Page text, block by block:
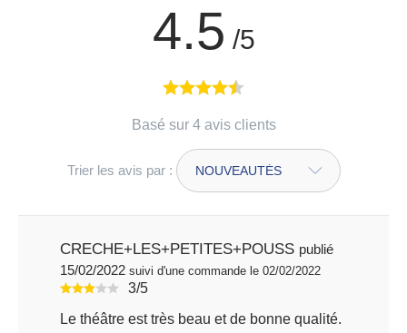
4.5 /5
Basé sur 4 avis clients
Trier les avis par :
CRECHE+LES+PETITES+POUSS publié
15/02/2022 suivi d'une commande le 02/02/2022
3/5
Le théâtre est très beau et de bonne qualité.